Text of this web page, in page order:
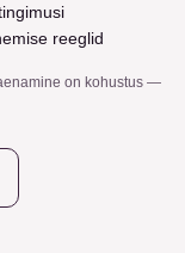
reeglid
on kohustus —